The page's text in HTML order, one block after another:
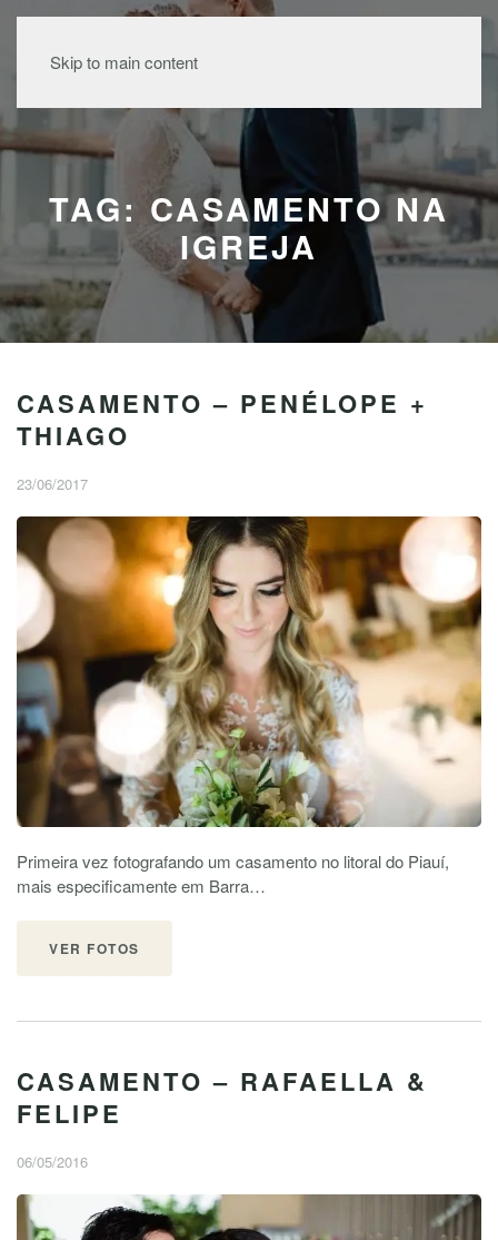
Skip to main content
TAG: CASAMENTO NA
IGREJA
CASAMENTO – PENÉLOPE +
THIAGO
23/06/2017
Primeira vez fotografando um casamento no litoral do Piauí,
mais especificamente em Barra…
VER FOTOS
CASAMENTO – RAFAELLA &
FELIPE
06/05/2016